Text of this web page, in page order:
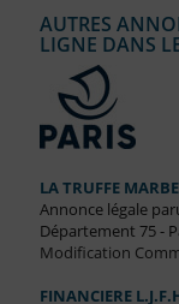
AUTRES
LIGNE DANS
LA TRUFFE
Annonce légale
Département 75 -
Modification
FINANCIERE